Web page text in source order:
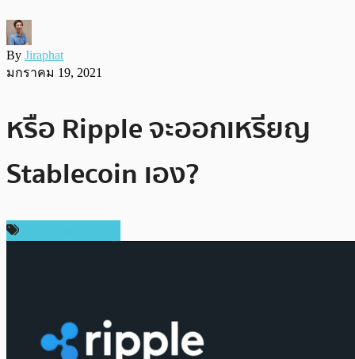
By Jiraphat
มกราคม 19, 2021
หรือ Ripple จะออกเหรียญ
Stablecoin เอง?